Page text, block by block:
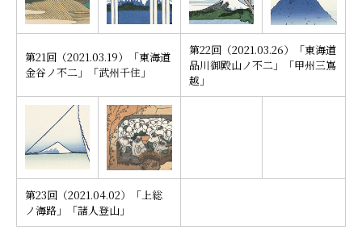
第21回（2021.03.19）「東海道
金谷ノ不二」「武州千住」
第22回（2021.03.26）「東海道
品川御殿山ノ不二」「甲州三嶌
越」
第23回（2021.04.02）「上総
ノ海路」「諸人登山」